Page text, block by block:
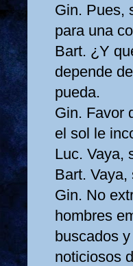
Gin. Pues,
para una
Bart. ¿Y
depende
pueda.
Gin. Favor
el sol le
Luc. Vaya,
Bart.
Gin. No
hombres
buscados
noticiosos